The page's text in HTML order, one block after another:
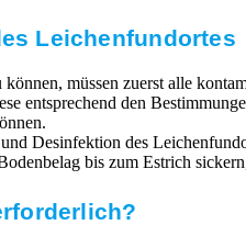
Leichenfundortes
müssen zuerst alle
entsprechend den
Desinfektion des
bis zum Estrich